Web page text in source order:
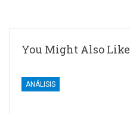
You Might Also Like
ANÁLISIS